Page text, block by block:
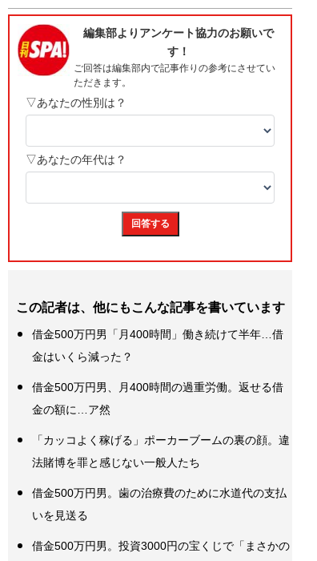
この記者は、他にもこんな記事を書いています
借金500万円男「月400時間」働き続けて半年…借
金はいくら減った？
借金500万円男、月400時間の過重労働。返せる借
金の額に…ア然
「カッコよく稼げる」ポーカーブームの裏の顔。違
法賭博を罪と感じない一般人たち
借金500万円男。歯の治療費のために水道代の支払
いを見送る
借金500万円男。投資3000円の宝くじで「まさかの